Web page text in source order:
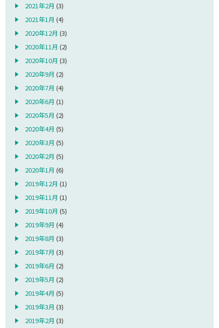
2021年2月 (3)
2021年1月 (4)
2020年12月 (3)
2020年11月 (2)
2020年10月 (3)
2020年9月 (2)
2020年7月 (4)
2020年6月 (1)
2020年5月 (2)
2020年4月 (5)
2020年3月 (5)
2020年2月 (5)
2020年1月 (6)
2019年12月 (1)
2019年11月 (1)
2019年10月 (5)
2019年9月 (4)
2019年8月 (3)
2019年7月 (3)
2019年6月 (2)
2019年5月 (2)
2019年4月 (5)
2019年3月 (3)
2019年2月 (3)